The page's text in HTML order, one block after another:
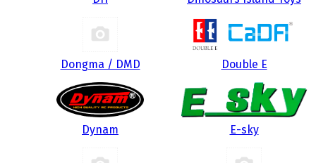
Dongma / DMD Double E
Dynam E-sky